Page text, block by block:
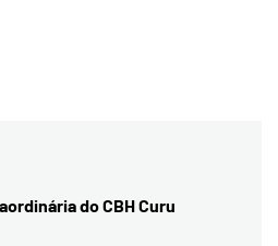
do CBH Curu